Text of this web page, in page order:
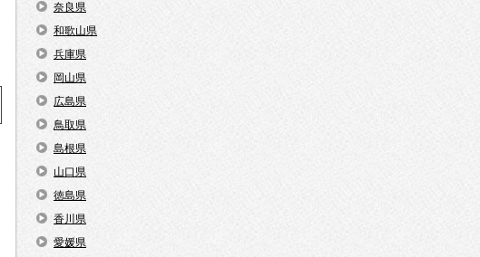
奈良県
和歌山県
兵庫県
岡山県
広島県
鳥取県
島根県
山口県
徳島県
香川県
愛媛県